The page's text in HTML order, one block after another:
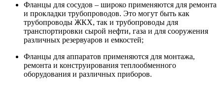
Фланцы для сосудов – широко применяются для ремонта
и прокладки трубопроводов. Это могут быть как
трубопроводы ЖКХ, так и трубопроводы для
транспортировки сырой нефти, газа и для сооружения
различных резервуаров и емкостей;
Фланцы для аппаратов применяются для монтажа,
ремонта и конструирования теплообменного
оборудования и различных приборов.